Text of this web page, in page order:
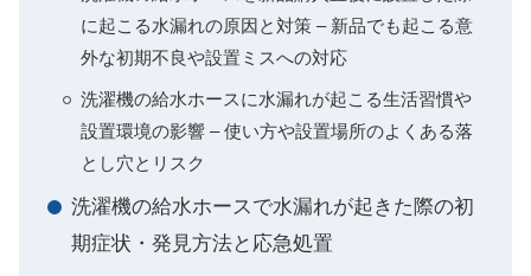
に起こる水漏れの原因と対策 – 新品でも起こる意
外な初期不良や設置ミスへの対応
洗濯機の給水ホースに水漏れが起こる生活習慣や
設置環境の影響 – 使い方や設置場所のよくある落
とし穴とリスク
洗濯機の給水ホースで水漏れが起きた際の初
期症状・発見方法と応急処置